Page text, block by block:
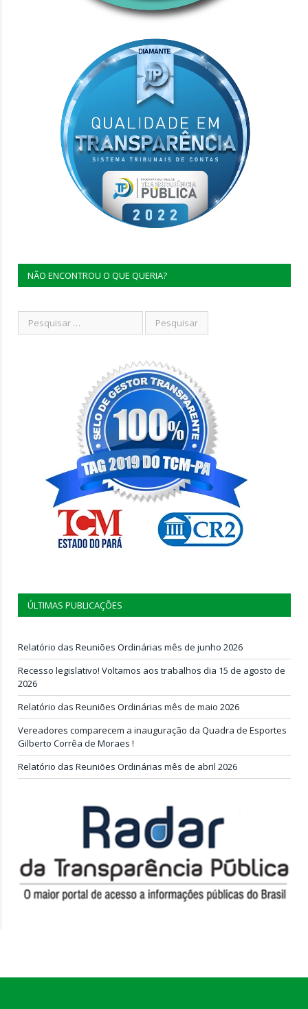
NÃO ENCONTROU O QUE QUERIA?
ÚLTIMAS PUBLICAÇÕES
Relatório das Reuniões Ordinárias mês de junho 2026
Recesso legislativo! Voltamos aos trabalhos dia 15 de agosto de
2026
Relatório das Reuniões Ordinárias mês de maio 2026
Vereadores comparecem a inauguração da Quadra de Esportes
Gilberto Corrêa de Moraes !
Relatório das Reuniões Ordinárias mês de abril 2026